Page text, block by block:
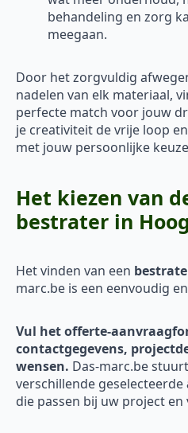
behandeling en zorg
meegaan.
Door het zorgvuldig
nadelen van elk materiaal,
perfecte match voor jouw
je creativiteit de vrije loop
met jouw persoonlijke
Het kiezen van
bestrater in
Het vinden van een
marc.be is een eenvoudig
Vul het offerte-
contactgegevens,
wensen. Das-marc.be
verschillende geselecteerde
die passen bij uw project en